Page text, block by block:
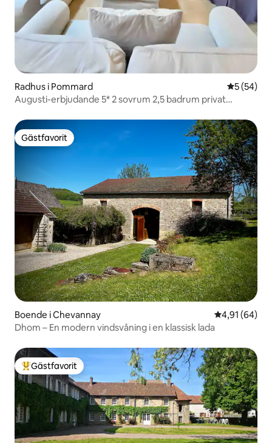
Radhus i Pommard 5 av 5 i
5 (54)
Augusti-erbjudande 5* 2 sovrum 2,5 badrum privat
Gästfavorit
Gästfavorit
Boende i Chevannay 4,91 av 5 i
4,91 (64)
Dhom – En modern vindsvåning i en klassisk lada
Populär gästfavorit
Gästfavorit